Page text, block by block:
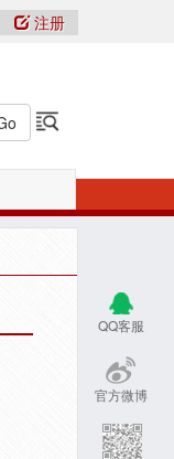
注册
QQ客服
官方微博